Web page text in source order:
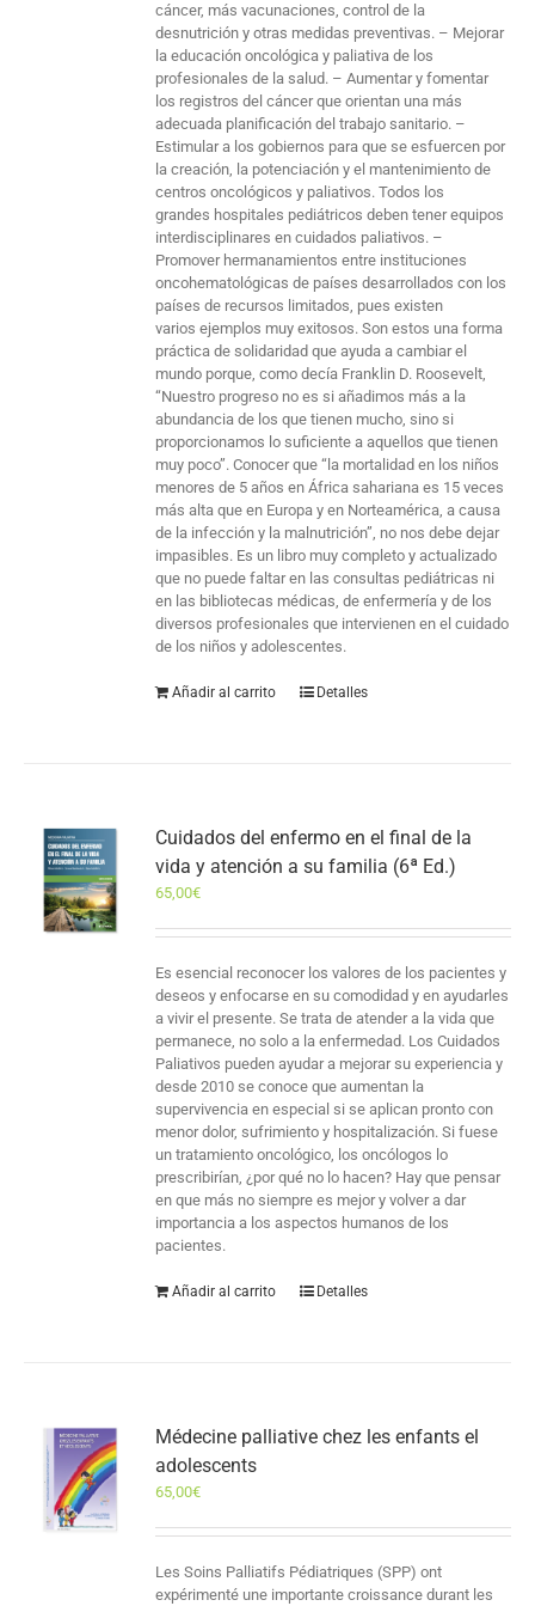
cáncer, más vacunaciones, control de la
desnutrición y otras medidas preventivas. – Mejorar
la educación oncológica y paliativa de los
profesionales de la salud. – Aumentar y fomentar
los registros del cáncer que orientan una más
adecuada planificación del trabajo sanitario. –
Estimular a los gobiernos para que se esfuercen por
la creación, la potenciación y el mantenimiento de
centros oncológicos y paliativos. Todos los
grandes hospitales pediátricos deben tener equipos
interdisciplinares en cuidados paliativos. –
Promover hermanamientos entre instituciones
oncohematológicas de países desarrollados con los
países de recursos limitados, pues existen
varios ejemplos muy exitosos. Son estos una forma
práctica de solidaridad que ayuda a cambiar el
mundo porque, como decía Franklin D. Roosevelt,
“Nuestro progreso no es si añadimos más a la
abundancia de los que tienen mucho, sino si
proporcionamos lo suficiente a aquellos que tienen
muy poco”. Conocer que “la mortalidad en los niños
menores de 5 años en África sahariana es 15 veces
más alta que en Europa y en Norteamérica, a causa
de la infección y la malnutrición”, no nos debe dejar
impasibles. Es un libro muy completo y actualizado
que no puede faltar en las consultas pediátricas ni
en las bibliotecas médicas, de enfermería y de los
diversos profesionales que intervienen en el cuidado
de los niños y adolescentes.
Añadir al carrito Detalles
Cuidados del enfermo en el final de la
vida y atención a su familia (6ª Ed.)
65,00€
Es esencial reconocer los valores de los pacientes y
deseos y enfocarse en su comodidad y en ayudarles
a vivir el presente. Se trata de atender a la vida que
permanece, no solo a la enfermedad. Los Cuidados
Paliativos pueden ayudar a mejorar su experiencia y
desde 2010 se conoce que aumentan la
supervivencia en especial si se aplican pronto con
menor dolor, sufrimiento y hospitalización. Si fuese
un tratamiento oncológico, los oncólogos lo
prescribirían, ¿por qué no lo hacen? Hay que pensar
en que más no siempre es mejor y volver a dar
importancia a los aspectos humanos de los
pacientes.
Añadir al carrito Detalles
Médecine palliative chez les enfants el
adolescents
65,00€
Les Soins Palliatifs Pédiatriques (SPP) ont
expérimenté une importante croissance durant les